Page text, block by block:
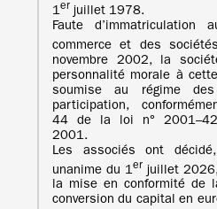
1er juillet 1978.
Faute d’immatriculation
commerce et des
novembre 2002, la
personnalité morale à
soumise au régime
participation,
44 de la loi n°
2001.
Les associés ont
unanime du 1er juillet
la mise en conformité de
conversion du capital en